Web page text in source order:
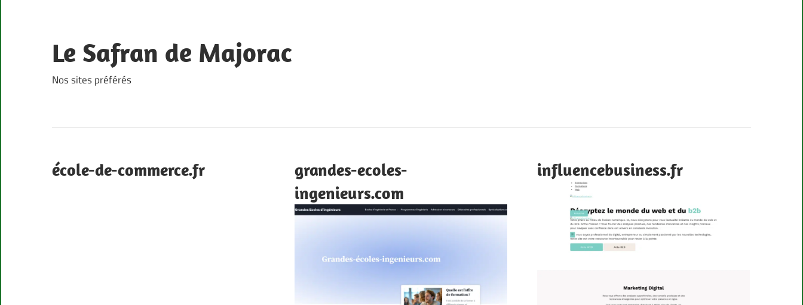
content
Le Safran de Majorac
Nos sites préférés
école-de-commerce.fr
grandes-ecoles-
ingenieurs.com
influencebusiness.fr